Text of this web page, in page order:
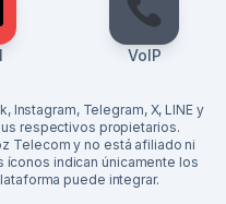
VoIP
Instagram, Telegram, X, LINE y
respectivos propietarios.
Telecom y no está afiliado ni
indican únicamente los
puede integrar.